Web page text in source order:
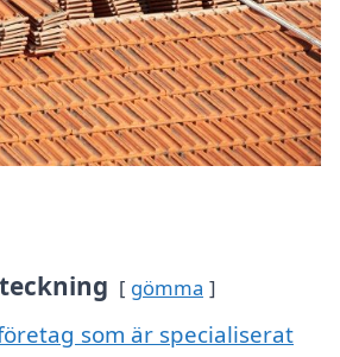
gömma
som är specialiserat